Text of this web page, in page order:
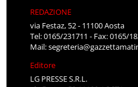
REDAZIONE
via Festaz, 52 - 11100 Aosta
Tel: 0165/231711 - Fax: 0165/
Mail:
Editore
LG PRESSE S.R.L.